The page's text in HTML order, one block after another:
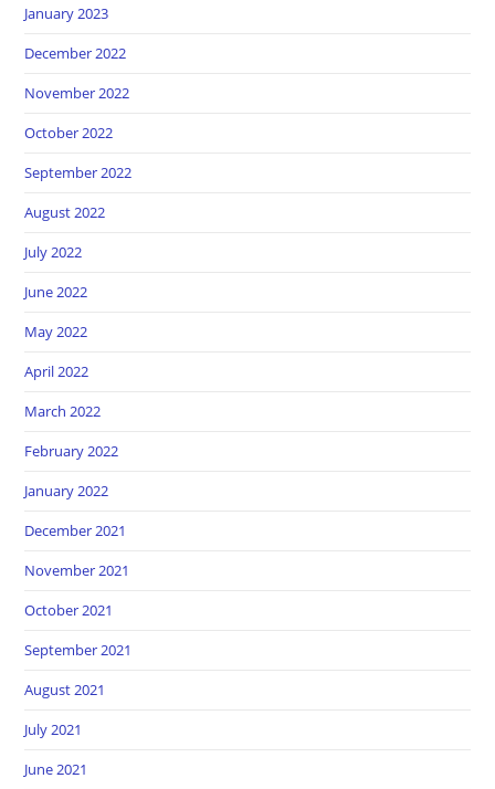
January 2023
December 2022
November 2022
October 2022
September 2022
August 2022
July 2022
June 2022
May 2022
April 2022
March 2022
February 2022
January 2022
December 2021
November 2021
October 2021
September 2021
August 2021
July 2021
June 2021